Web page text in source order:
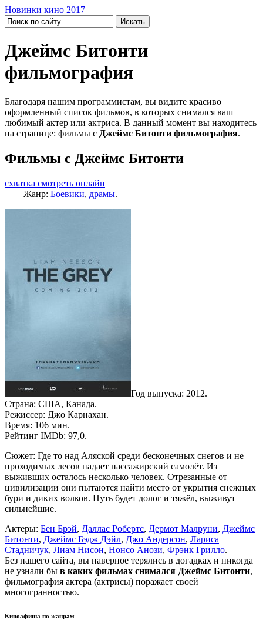
Новинки кино 2017
Джеймс Битонти
фильмография
Благодаря нашим программистам, вы видите красиво
оформленный список фильмов, в которых снимался ваш
любимый актер или актриса. В данный момент вы находитесь
на странице: фильмы с Джеймс Битонти фильмография.
Фильмы с Джеймс Битонти
схватка смотреть онлайн
Жанр: Боевики, драмы.
Год выпуска: 2012.
Страна: США, Канада.
Режиссер: Джо Карнахан.
Время: 106 мин.
Рейтинг IMDb: 97,0.
Сюжет: Где то над Аляской среди бесконечных снегов и не
проходимых лесов падает пассажирский самолёт. Из
выживших осталось несколько человек. Отрезанные от
цивилизации они пытаются найти место от укрытия снежных
бури и диких волков. Путь будет долог и тяжёл, выживут
сильнейшие.
Актеры: Бен Брэй, Даллас Робертс, Дермот Малруни, Джеймс
Битонти, Джеймс Бэдж Дэйл, Джо Андерсон, Лариса
Стадничук, Лиам Нисон, Нонсо Анози, Фрэнк Грилло.
Без нашего сайта, вы наверное терялись в догадках и никогда
не узнали бы в каких фильмах снимался Джеймс Битонти,
фильмография актера (актрисы) поражает своей
многогранностью.
Киноафиша по жанрам